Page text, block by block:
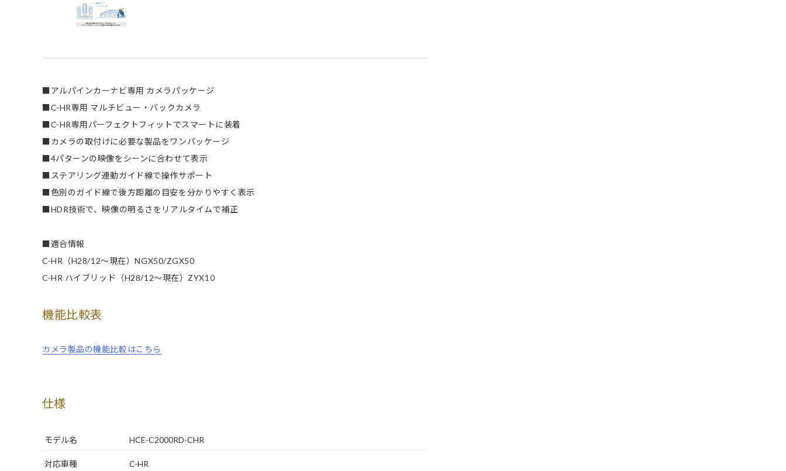
■アルパインカーナビ専用 カメラパッケージ
■C-HR専用 マルチビュー・バックカメラ
■C-HR専用パーフェクトフィットでスマートに装着
■カメラの取付けに必要な製品をワンパッケージ
■4パターンの映像をシーンに合わせて表示
■ステアリング連動ガイド線で操作サポート
■色別のガイド線で後方距離の目安を分かりやすく表示
■HDR技術で、映像の明るさをリアルタイムで補正
■適合情報
C-HR（H28/12～現在）NGX50/ZGX50
C-HR ハイブリッド（H28/12～現在）ZYX10
機能比較表
カメラ製品の機能比較はこちら
仕様
モデル名 HCE-C2000RD-CHR
対応車種 C-HR